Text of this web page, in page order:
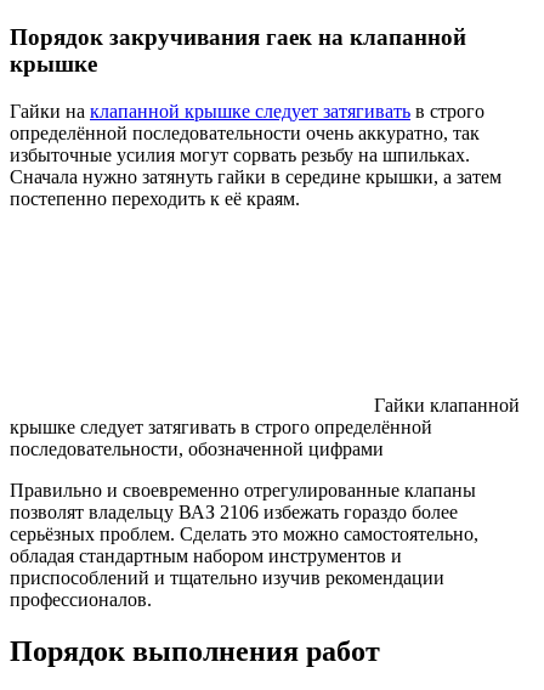
Порядок закручивания гаек на клапанной
крышке
Гайки на клапанной крышке следует затягивать в строго
определённой последовательности очень аккуратно, так
избыточные усилия могут сорвать резьбу на шпильках.
Сначала нужно затянуть гайки в середине крышки, а затем
постепенно переходить к её краям.
Гайки клапанной
крышке следует затягивать в строго определённой
последовательности, обозначенной цифрами
Правильно и своевременно отрегулированные клапаны
позволят владельцу ВАЗ 2106 избежать гораздо более
серьёзных проблем. Сделать это можно самостоятельно,
обладая стандартным набором инструментов и
приспособлений и тщательно изучив рекомендации
профессионалов.
Порядок выполнения работ